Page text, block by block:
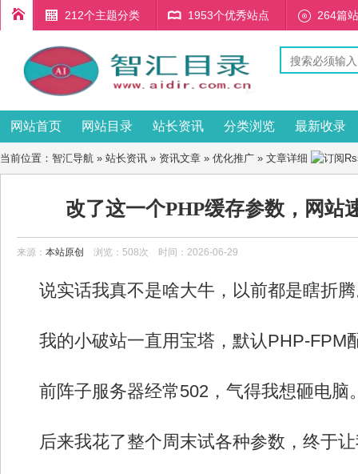
212个主题分类 1953个优秀站点 264篇
网站首页 网站目录 站长资讯 分类浏览 最新收录
当前位置： 智汇导航 » 站长资讯 » 资讯文章 » 优化推广 » 文章详细
改了这一个PHP缓存参数，网站
来源： 本站原创 浏览：508次 时间：2026-06-29
说实话我真不是啥大牛，以前都是瞎折
我的小破站一直用宝塔，默认PHP-FPM
前阵子服务器经常502，气得我想砸电脑
后来我花了整个周末试各种参数，终于